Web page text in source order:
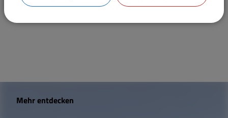
W
Mehr entdecken